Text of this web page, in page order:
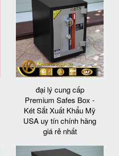
đại lý cung cấp
Premium Safes Box -
Két Sắt Xuất Khẩu Mỹ
USA uy tín chính hãng
giá rẻ nhất